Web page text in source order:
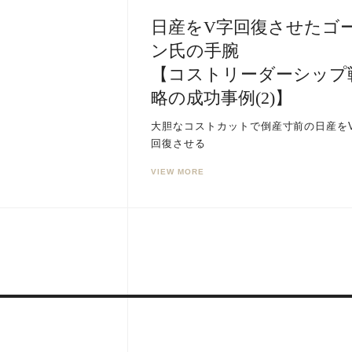
日産をV字回復させたゴ
ン氏の手腕
【コストリーダーシップ
略の成功事例(2)】
大胆なコストカットで倒産寸前の日産を
回復させる
VIEW MORE